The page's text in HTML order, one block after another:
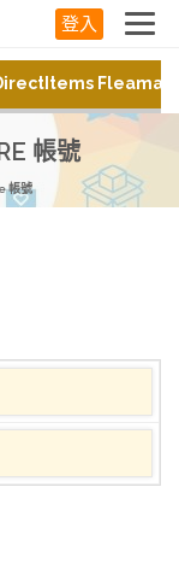
登入
帳號
帳號